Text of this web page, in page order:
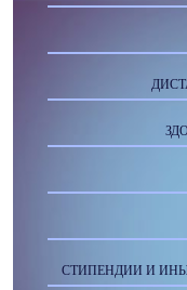
СТИПЕНДИИ И